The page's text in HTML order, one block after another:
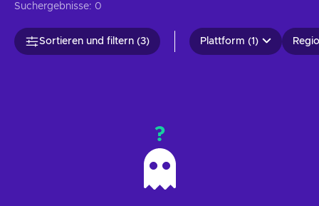
Suchergebnisse: 0
Sortieren und filtern (3) Plattform (1)
?